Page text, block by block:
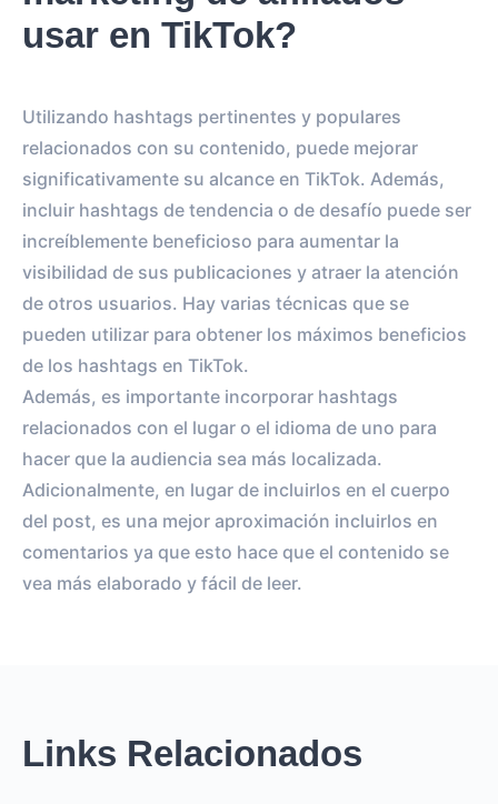
usar en TikTok?
Utilizando hashtags pertinentes y populares
relacionados con su contenido, puede mejorar
significativamente su alcance en TikTok. Además,
incluir hashtags de tendencia o de desafío puede ser
increíblemente beneficioso para aumentar la
visibilidad de sus publicaciones y atraer la atención
de otros usuarios. Hay varias técnicas que se
pueden utilizar para obtener los máximos beneficios
de los hashtags en TikTok.
Además, es importante incorporar hashtags
relacionados con el lugar o el idioma de uno para
hacer que la audiencia sea más localizada.
Adicionalmente, en lugar de incluirlos en el cuerpo
del post, es una mejor aproximación incluirlos en
comentarios ya que esto hace que el contenido se
vea más elaborado y fácil de leer.
Links Relacionados